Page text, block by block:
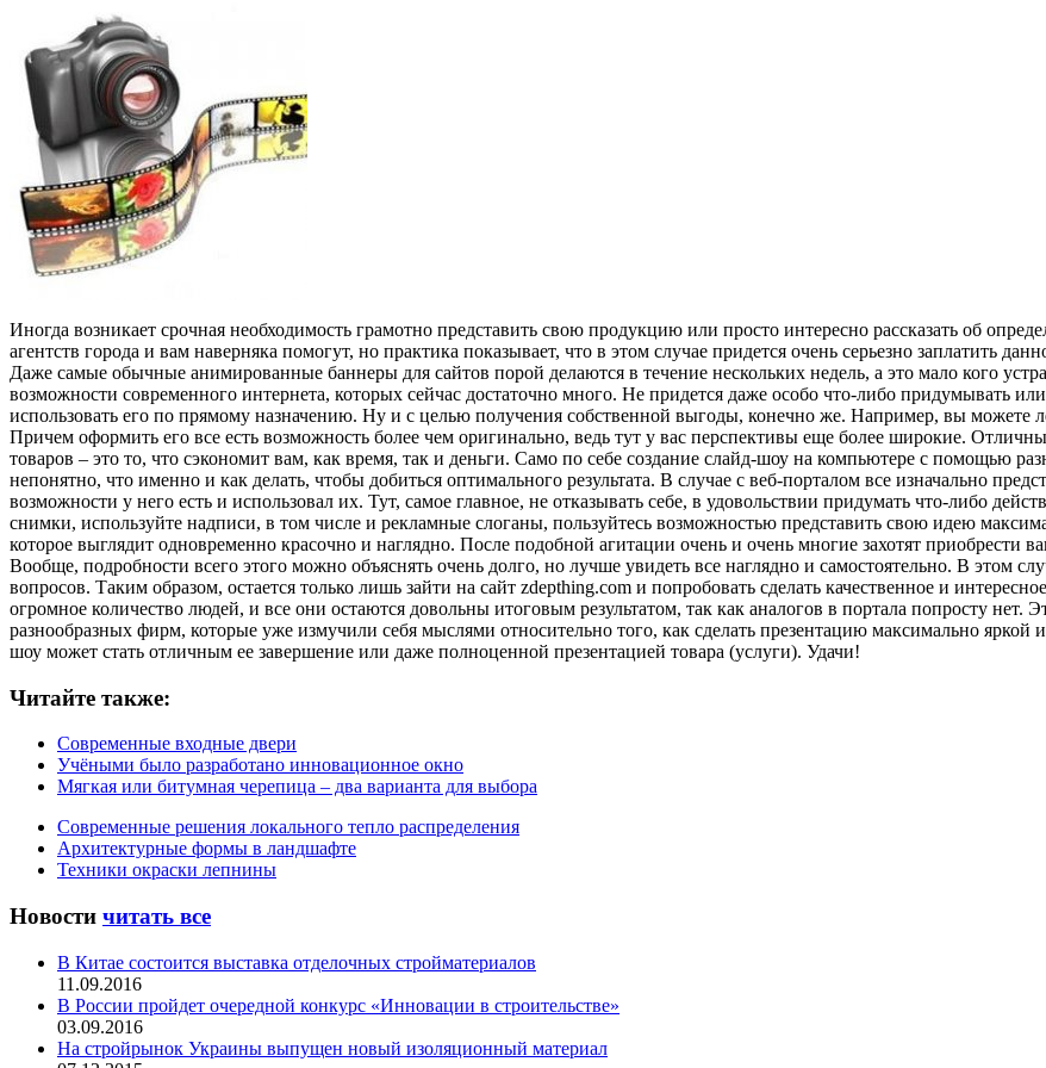
Иногда возникает срочная необходимость грамотно представить свою продукцию или просто интересно рассказать об
агентств города и вам наверняка помогут, но практика показывает, что в этом случае придется очень серьезно заплатить
Даже самые обычные анимированные баннеры для сайтов порой делаются в течение нескольких недель, а это мало кого
возможности современного интернета, которых сейчас достаточно много. Не придется даже особо что-либо придумывать
использовать его по прямому назначению. Ну и с целью получения собственной выгоды, конечно же. Например, вы можете
Причем оформить его все есть возможность более чем оригинально, ведь тут у вас перспективы еще более широкие.
товаров – это то, что сэкономит вам, как время, так и деньги. Само по себе создание слайд-шоу на компьютере с помощью
непонятно, что именно и как делать, чтобы добиться оптимального результата. В случае с веб-порталом все изначально
возможности у него есть и использовал их. Тут, самое главное, не отказывать себе, в удовольствии придумать что-либо
снимки, используйте надписи, в том числе и рекламные слоганы, пользуйтесь возможностью представить свою идею
которое выглядит одновременно красочно и наглядно. После подобной агитации очень и очень многие захотят приобрести
Вообще, подробности всего этого можно объяснять очень долго, но лучше увидеть все наглядно и самостоятельно. В этом
вопросов. Таким образом, остается только лишь зайти на сайт zdepthing.com и попробовать сделать качественное и
огромное количество людей, и все они остаются довольны итоговым результатом, так как аналогов в портала попросту нет.
разнообразных фирм, которые уже измучили себя мыслями относительно того, как сделать презентацию максимально
шоу может стать отличным ее завершение или даже полноценной презентацией товара (услуги). Удачи!
Читайте также:
Современные входные двери
Учёными было разработано инновационное окно
Мягкая или битумная черепица – два варианта для выбора
Современные решения локального тепло распределения
Архитектурные формы в ландшафте
Техники окраски лепнины
Новости читать все
В Китае состоится выставка отделочных стройматериалов
11.09.2016
В России пройдет очередной конкурс «Инновации в строительстве»
03.09.2016
На стройрынок Украины выпущен новый изоляционный материал